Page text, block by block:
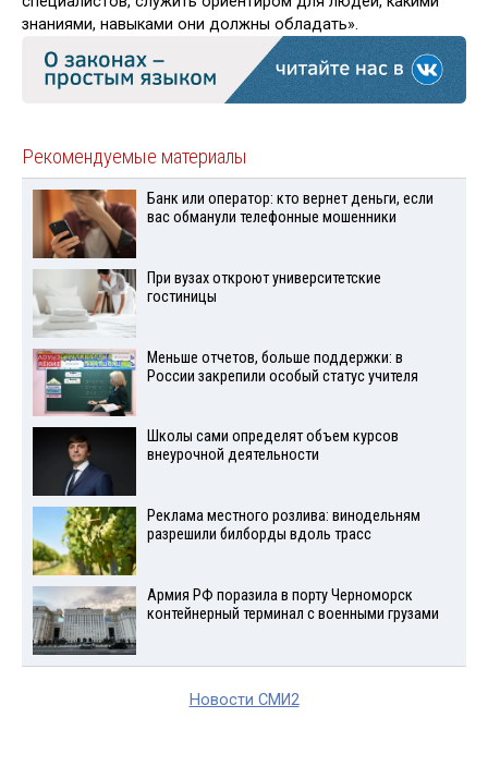
знаниями, навыками они должны обладать».
Рекомендуемые материалы
Банк или оператор: кто вернет деньги, если
вас обманули телефонные мошенники
При вузах откроют университетские
гостиницы
Меньше отчетов, больше поддержки: в
России закрепили особый статус учителя
Школы сами определят объем курсов
внеурочной деятельности
Реклама местного розлива: винодельням
разрешили билборды вдоль трасс
Армия РФ поразила в порту Черноморск
контейнерный терминал с военными грузами
Новости СМИ2